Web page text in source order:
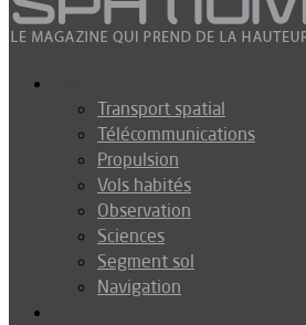
Transport spatial
Télécommunications
Propulsion
Vols habités
Observation
Sciences
Segment sol
Navigation